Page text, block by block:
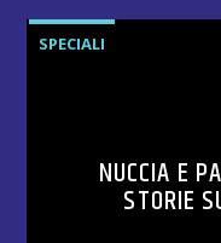
SPECIALI
NUCCIA E
STORIE